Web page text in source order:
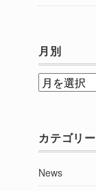
月別
月
カテゴリー
News